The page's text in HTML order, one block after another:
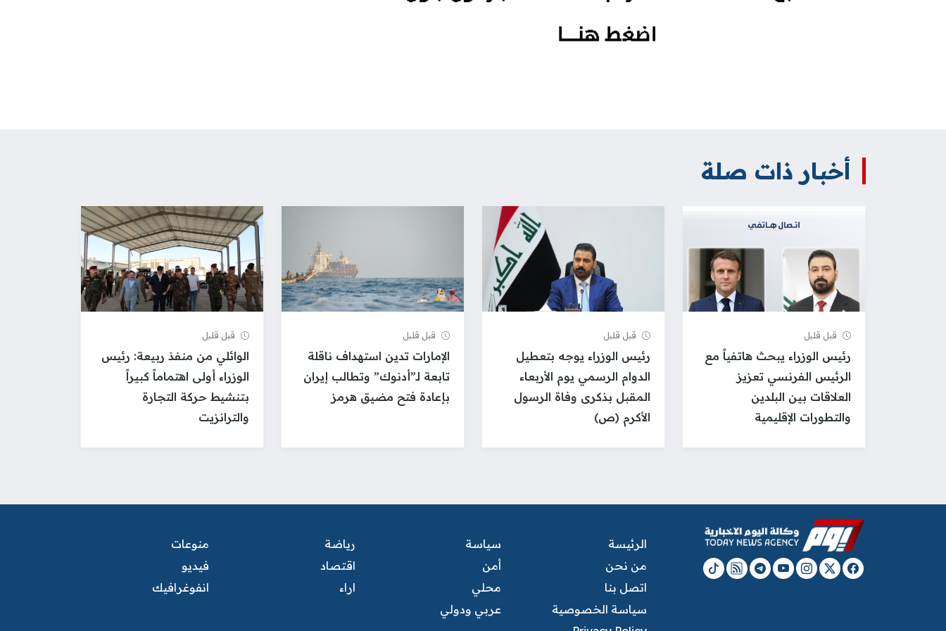
أخبار ذات صلة
قبل قلیل
رئيس الوزراء يبحث هاتفياً مع
الرئيس الفرنسي تعزيز
العلاقات بين البلدين
والتطورات الإقليمية
قبل قلیل
رئيس الوزراء يوجه بتعطيل
الدوام الرسمي يوم الأربعاء
المقبل بذكرى وفاة الرسول
الأكرم (ص)
قبل قلیل
الإمارات تدين استهداف ناقلة
تابعة لـ”أدنوك” وتطالب إيران
بإعادة فتح مضيق هرمز
قبل قلیل
الوائلي من منفذ ربيعة: رئيس
الوزراء أولى اهتماماً كبيراً
بتنشيط حركة التجارة
والترانزيت
الرئيسة
من نحن
اتصل بنا
سياسة الخصوصية
سياسة
أمن
محلي
عربي ودولي
رياضة
اقتصاد
اراء
منوعات
فيديو
انفوغرافيك